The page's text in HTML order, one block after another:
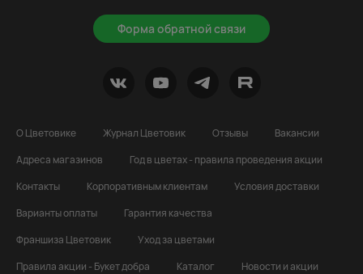
Форма обратной связи
О Цветовике Журнал Цветовик Отзывы
Вакансии
Адреса магазинов
Год в цветах - правила проведения акции
Контакты
Корпоративным клиентам
Условия доставки
Варианты оплаты
Гарантия качества
Франшиза Цветовик
Уход за цветами
Правила акции - Букет добра
Каталог Новости и акции